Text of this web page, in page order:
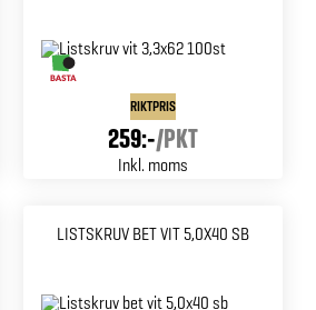
RIKTPRIS
259:-/PKT
Inkl. moms
LISTSKRUV BET VIT 5,0X40 SB